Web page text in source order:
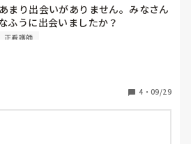
まり出会いがありません。みなさん
ふうに出会いましたか？
正看護師
4 ・ 09/29